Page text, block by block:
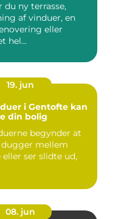
du ny terrasse,
af vinduer, en
eller
hel...
19. jun
i Gentofte kan
din bolig
begynder at
mellem
eller ser slidte ud,
08. jun